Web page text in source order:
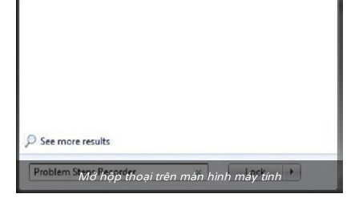
Mở hộp thoại trên màn hình máy tính